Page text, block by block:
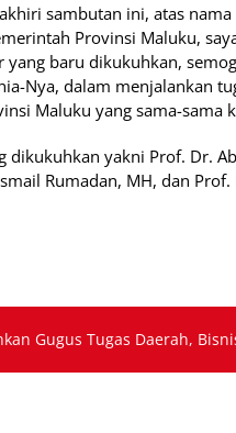
sambutan ini, atas
Provinsi Maluku,
yang baru dikukuhkan,
Nya, dalam menjalankan
Maluku yang sama-sama
dikukuhkan yakni Prof. Dr.
Rumadan, MH, dan